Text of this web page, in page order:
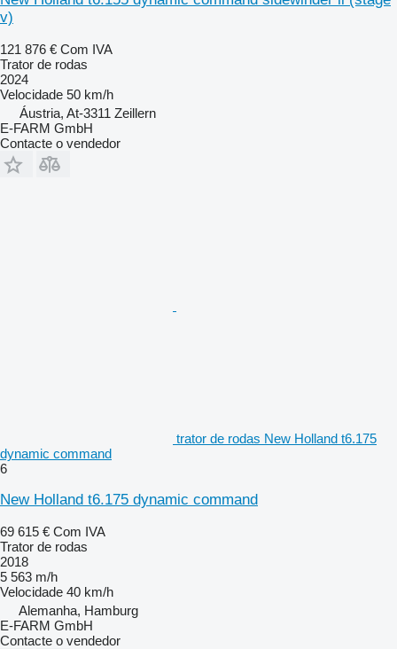
v)
121 876 € Com IVA
Trator de rodas
2024
Velocidade 50 km/h
Áustria, At-3311 Zeillern
E-FARM GmbH
Contacte o vendedor
trator de rodas New Holland t6.175
dynamic command
6
New Holland t6.175 dynamic command
69 615 € Com IVA
Trator de rodas
2018
5 563 m/h
Velocidade 40 km/h
Alemanha, Hamburg
E-FARM GmbH
Contacte o vendedor